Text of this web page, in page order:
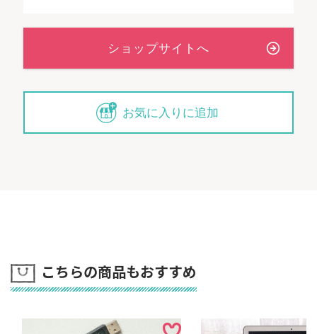
お気に入りに追加
こちらの商品もおすすめ